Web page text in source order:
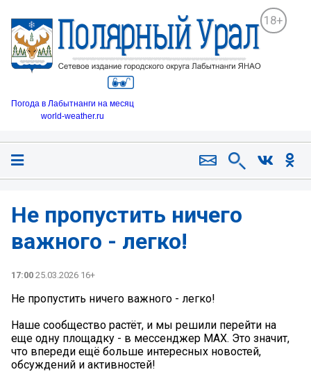
18+
Погода в Лабытнанги на месяц
world-weather.ru
Не пропустить ничего
важного - легко!
17:00 25.03.2026 16+
Не пропустить ничего важного - легко!
Наше сообщество растёт, и мы решили перейти на
еще одну площадку - в мессенджер MAX. Это значит,
что впереди ещё больше интересных новостей,
обсуждений и активностей!